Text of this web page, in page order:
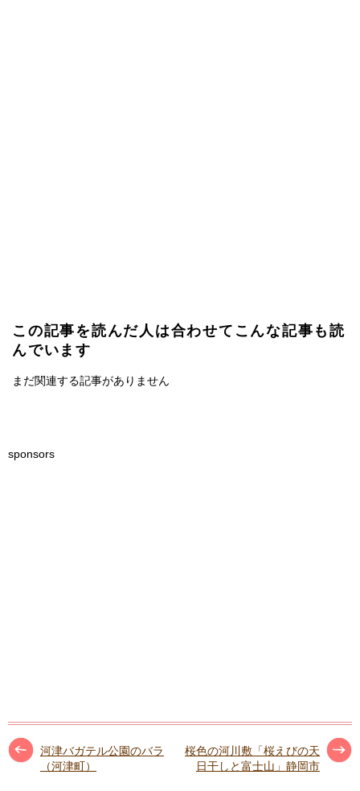
この記事を読んだ人は合わせてこんな記事も読
んでいます
まだ関連する記事がありません
sponsors
河津バガテル公園のバラ
（河津町）
桜色の河川敷「桜えびの天
日干しと富士山」静岡市